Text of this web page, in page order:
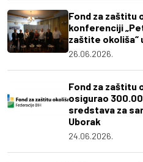
Fond za zaštitu
konferenciji
zaštite okoliša“
26.06.2026.
Fond za zaštitu
osigurao
sredstava za
Uborak
24.06.2026.